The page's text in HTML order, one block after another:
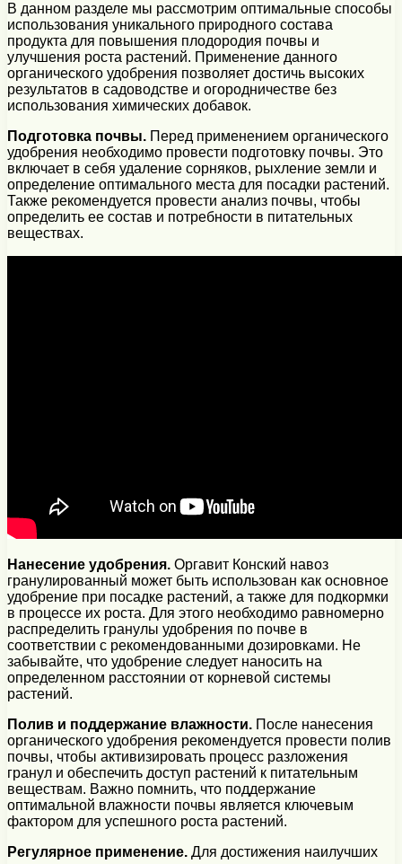
В данном разделе мы рассмотрим оптимальные способы
использования уникального природного состава
продукта для повышения плодородия почвы и
улучшения роста растений. Применение данного
органического удобрения позволяет достичь высоких
результатов в садоводстве и огородничестве без
использования химических добавок.
Подготовка почвы. Перед применением органического
удобрения необходимо провести подготовку почвы. Это
включает в себя удаление сорняков, рыхление земли и
определение оптимального места для посадки растений.
Также рекомендуется провести анализ почвы, чтобы
определить ее состав и потребности в питательных
веществах.
Нанесение удобрения. Оргавит Конский навоз
гранулированный может быть использован как основное
удобрение при посадке растений, а также для подкормки
в процессе их роста. Для этого необходимо равномерно
распределить гранулы удобрения по почве в
соответствии с рекомендованными дозировками. Не
забывайте, что удобрение следует наносить на
определенном расстоянии от корневой системы
растений.
Полив и поддержание влажности. После нанесения
органического удобрения рекомендуется провести полив
почвы, чтобы активизировать процесс разложения
гранул и обеспечить доступ растений к питательным
веществам. Важно помнить, что поддержание
оптимальной влажности почвы является ключевым
фактором для успешного роста растений.
Регулярное применение. Для достижения наилучших